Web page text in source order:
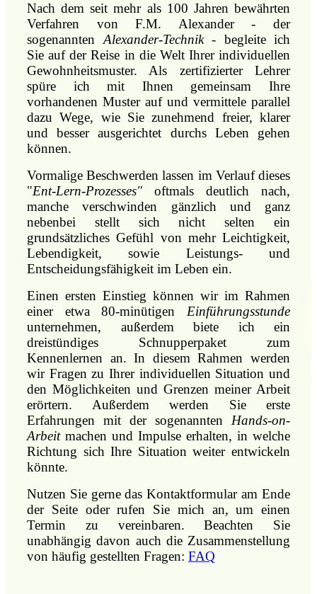
Nach dem seit mehr als 100 Jahren bewährten
Verfahren von F.M. Alexander - der
sogenannten Alexander-Technik- begleite ich
Sie auf der Reise in die Welt Ihrer individuellen
Gewohnheitsmuster. Als zertifizierter Lehrer
spüre ich mit Ihnen gemeinsam Ihre
vorhandenen Muster auf und vermittele parallel
dazu Wege, wie Sie zunehmend freier, klarer
und besser ausgerichtet durchs Leben gehen
können.
Vormalige Beschwerden lassen im Verlauf dieses
"Ent-Lern-Prozesses" oftmals deutlich nach,
manche verschwinden gänzlich und ganz
nebenbei stellt sich nicht selten ein
grundsätzliches Gefühl von mehr Leichtigkeit,
Lebendigkeit, sowie Leistungs- und
Entscheidungsfähigkeit im Leben ein.
Einen ersten Einstieg können wir im Rahmen
einer etwa 80-minütigen Einführungsstunde
unternehmen, außerdem biete ich ein
dreistündiges Schnupperpaket zum
Kennenlernen an. In diesem Rahmen werden
wir Fragen zu Ihrer individuellen Situation und
den Möglichkeiten und Grenzen meiner Arbeit
erörtern. Außerdem werden Sie erste
Erfahrungen mit der sogenannten Hands-on-
Arbeitmachen und Impulse erhalten, in welche
Richtung sich Ihre Situation weiter entwickeln
könnte.
Nutzen Sie gerne das Kontaktformular am Ende
der Seite oder rufen Sie mich an, um einen
Termin zu vereinbaren. Beachten Sie
unabhängig davon auch die Zusammenstellung
von häufig gestellten Fragen: FAQ